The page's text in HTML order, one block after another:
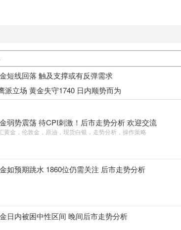
短线回落 触及支撑或有反弹需求
派立场 黄金失守1740 日内顺势而为
弱势震荡 待CPI刺激！后市走势分析 欢迎交流
黄金，伦敦金，原油，现货白银，走势分析，操作策略
如预期跳水 1860位仍需关注 后市走势分析
日内被困中性区间 晚间后市走势分析